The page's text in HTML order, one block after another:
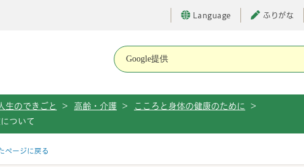
Language ふりがな
生のできごと > 高齢・介護 > こころと身体の健康のために
>
ついて
ページに戻る